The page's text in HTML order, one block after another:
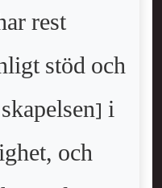
rest
stöd och
i
och